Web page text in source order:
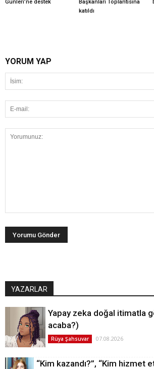
Günleri’ne destek
Başkanları Toplantısına
katıldı
YORUM YAP
YAZARLAR
Yapay zeka doğal itimatla
acaba?)
Rüya Şahsuvar 07.08.2026
“Kim kazandı?”, “Kim hizmet